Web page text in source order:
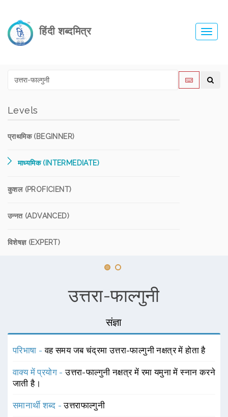
हिंदी शब्दमित्र
Levels
प्राथमिक (BEGINNER)
माध्यमिक (INTERMEDIATE)
कुशल (PROFICIENT)
उन्नत (ADVANCED)
विशेषज्ञ (EXPERT)
उत्तरा-फाल्गुनी
संज्ञा
परिभाषा -वह समय जब चंद्रमा उत्तरा-फाल्गुनी नक्षत्र में होता है
वाक्य में प्रयोग -उत्तरा-फाल्गुनी नक्षत्र में रमा यमुना में स्नान करने
जाती है।
समानार्थी शब्द -उत्तराफाल्गुनी